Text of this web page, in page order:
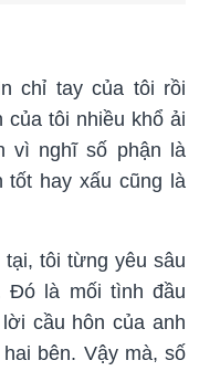
chỉ tay của tôi rồi
tôi nhiều khổ ải
vì nghĩ số phận là
tốt hay xấu cũng là
tôi từng yêu sâu
Đó là mối tình đầu
cầu hôn của anh
bên. Vậy mà, số